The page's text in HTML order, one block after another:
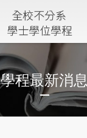
學程最新消息